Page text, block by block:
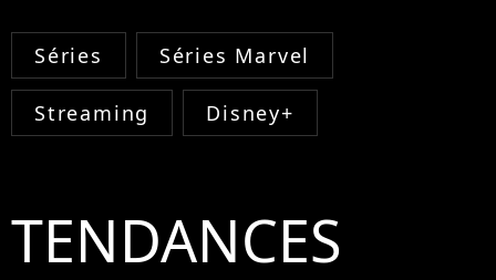
Séries Séries Marvel
Streaming Disney+
TENDANCES